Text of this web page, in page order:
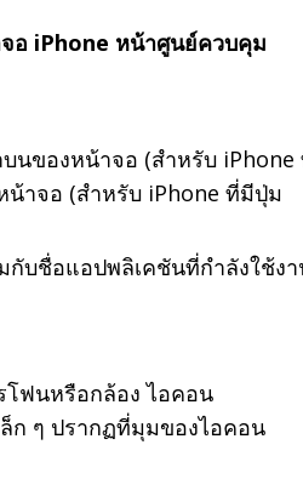
นของหน้าจอ (สำหรับ iPhone
าจอ (สำหรับ iPhone ที่มีปุ่ม
บชื่อแอปพลิเคชันที่กำลังใช้ง
โฟนหรือกล้อง ไอคอน
ก ๆ ปรากฏที่มุมของไอคอน